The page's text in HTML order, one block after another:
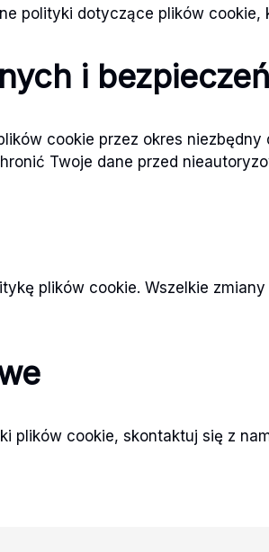
polityki dotyczące plików
i
cookie przez okres
Twoje dane przed
plików cookie. Wszelkie
plików cookie, skontaktuj się z